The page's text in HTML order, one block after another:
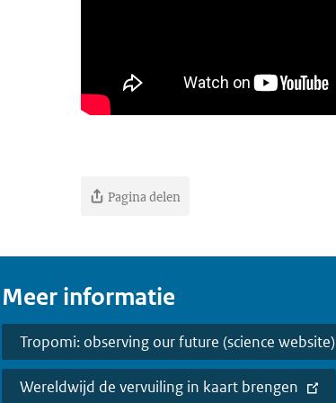
Pagina delen
Meer informatie
Tropomi: observing our future (science website)
Wereldwijd de vervuiling in kaart brengen